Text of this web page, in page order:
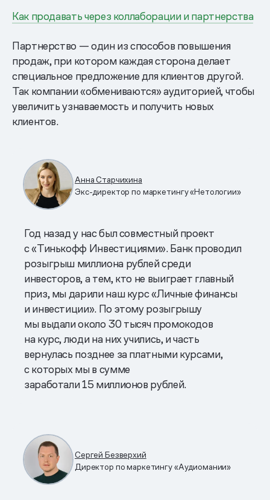
Как продавать через коллаборации и партнерства
Партнерство — один из способов повышения
продаж, при котором каждая сторона делает
специальное предложение для клиентов другой.
Так компании «обмениваются» аудиторией, чтобы
увеличить узнаваемость и получить новых
клиентов.
Анна Старчихина
Экс-директор по маркетингу «Нетологии»
Год назад у нас был совместный проект
с «Тинькофф Инвестициями». Банк проводил
розыгрыш миллиона рублей среди
инвесторов, а тем, кто не выиграет главный
приз, мы дарили наш курс «Личные финансы
и инвестиции». По этому розыгрышу
мы выдали около 30 тысяч промокодов
на курс, люди на них учились, и часть
вернулась позднее за платными курсами,
с которых мы в сумме
заработали 15 миллионов рублей.
Сергей Безверхий
Директор по маркетингу «Аудиомании»